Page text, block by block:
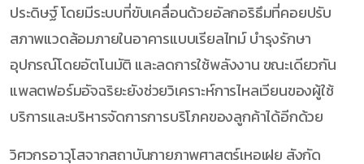
ประดิษฐ์ โดยมีระบบที่ขับเคลื่อนด้วยอัลกอริธึมที่คอยปรับ
สภาพแวดล้อมภายในอาคารแบบเรียลไทม์ บำรุงรักษา
อุปกรณ์โดยอัตโนมัติ และลดการใช้พลังงาน ขณะเดียวกัน
แพลตฟอร์มอัจฉริยะยังช่วยวิเคราะห์การไหลเวียนของผู้ใช้
บริการและบริหารจัดการการบริโภคของลูกค้าได้อีกด้วย
วิศวกรอาวุโสจากสถาบันกายภาพศาสตร์เหอเฝย สังกัด